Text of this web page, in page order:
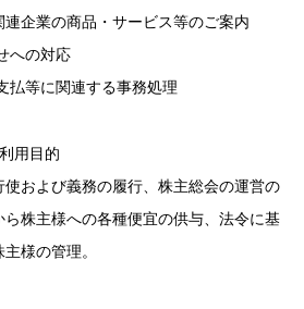
企業の商品・サービス等のご案内
への対応
等に関連する事務処理
用目的
および義務の履行、株主総会の運営の
株主様への各種便宜の供与、法令に基
様の管理。